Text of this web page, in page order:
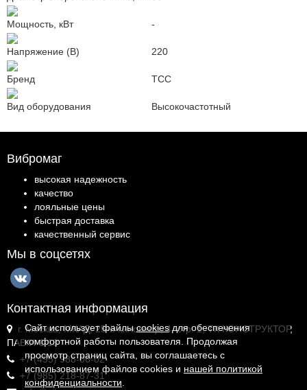
Мощность, кВт -
Напряжение (В) 220
Бренд ТСС
Вид оборудования Высокочастотный
Вибромаг
высокая надежность
качество
лояльные цены
быстрая доставка
качественный сервис
Мы в соцсетях
Контактная информация
г. Москва, МКАД, 25-й километр, 4, стр. 1, ТК КОНСТРУКТОР,
ПАВ.И-1.18
+7 (495) 988-06-02
+7 (985) 218-87-31
Сайт использует файлыcookiesдля обеспечения
комфортной работы пользователя. Продолжая
просмотр страниц сайта, вы соглашаетесь с
использованием файлов cookies и нашей политикой
конфиденциальности